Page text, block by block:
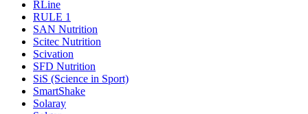
RLine
RULE 1
SAN Nutrition
Scitec Nutrition
Scivation
SFD Nutrition
SiS (Science in Sport)
SmartShake
Solaray